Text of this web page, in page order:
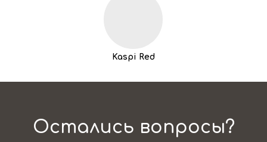
Kaspi Red
Остались вопросы?